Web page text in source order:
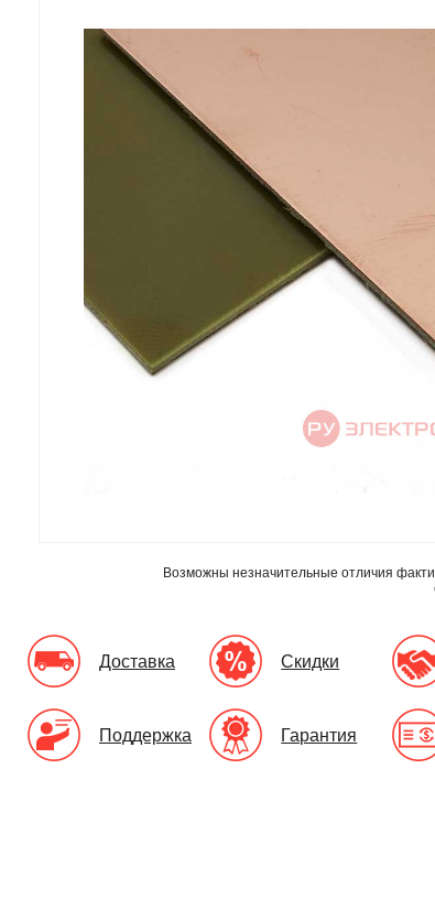
Возможны незначительные отличия
Доставка Скидки
Поддержка Гарантия